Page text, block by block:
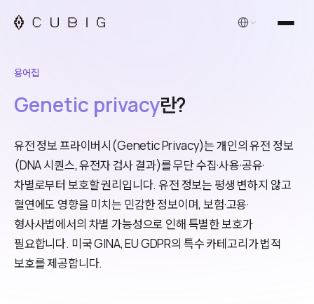
한국어
용어집
Genetic privacy란?
유전 정보 프라이버시(Genetic Privacy)는 개인의 유전 정보
(DNA 시퀀스, 유전자 검사 결과)를 무단 수집·사용·공유·
차별로부터 보호할 권리입니다. 유전 정보는 평생 변하지 않고
혈연에도 영향을 미치는 민감한 정보이며, 보험·고용·
형사사법에서의 차별 가능성으로 인해 특별한 보호가
필요합니다. 미국 GINA, EU GDPR의 특수 카테고리가 법적
보호를 제공합니다.